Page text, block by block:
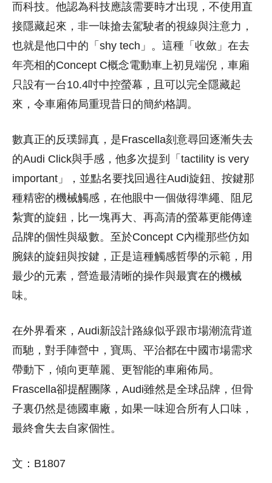
而科技。他認為科技應該需要時才出現，不使用直
接隱藏起來，非一味搶去駕駛者的視線與注意力，
也就是他口中的「shy tech」。這種「收斂」在去
年亮相的Concept C概念電動車上初見端倪，車廂
只設有一台10.4吋中控螢幕，且可以完全隱藏起
來，令車廂佈局重現昔日的簡約格調。
數真正的反璞歸真，是Frascella刻意尋回逐漸失去
的Audi Click與手感，他多次提到「tactility is very
important」，並點名要找回過往Audi旋鈕、按鍵那
種精密的機械觸感，在他眼中一個做得準繩、阻尼
紮實的旋鈕，比一塊再大、再高清的螢幕更能傳達
品牌的個性與級數。至於Concept C內櫳那些仿如
腕錶的旋鈕與按鍵，正是這種觸感哲學的示範，用
最少的元素，營造最清晰的操作與最實在的機械
味。
在外界看來，Audi新設計路線似乎跟市場潮流背道
而馳，對手陣營中，寶馬、平治都在中國市場需求
帶動下，傾向更華麗、更智能的車廂佈局。
Frascella卻提醒團隊，Audi雖然是全球品牌，但骨
子裏仍然是德國車廠，如果一味迎合所有人口味，
最終會失去自家個性。
文：B1807